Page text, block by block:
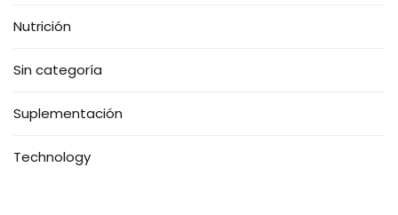
Nutrición
Sin categoría
Suplementación
Technology